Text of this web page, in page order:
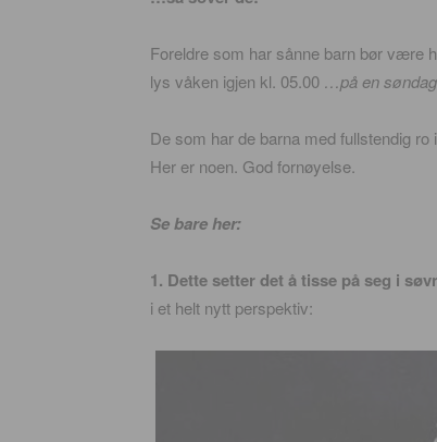
Foreldre som har sånne barn bør være
lys våken igjen kl. 05.00 …på en
De som har de barna med fullstendig
Her er noen. God fornøyelse.
Se bare her:
1. Dette setter det å tisse på seg i
i et helt nytt perspektiv: